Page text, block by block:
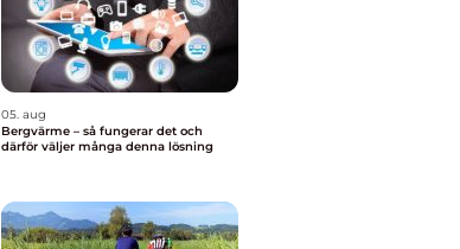
05. aug
Bergvärme – så fungerar det och
därför väljer många denna lösning